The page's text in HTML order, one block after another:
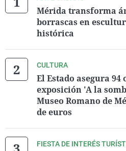
Mérida transforma
borrascas en
histórica
CULTURA
El Estado asegura 94
exposición 'A la
Museo Romano de
de euros
FIESTA DE INTERÉS